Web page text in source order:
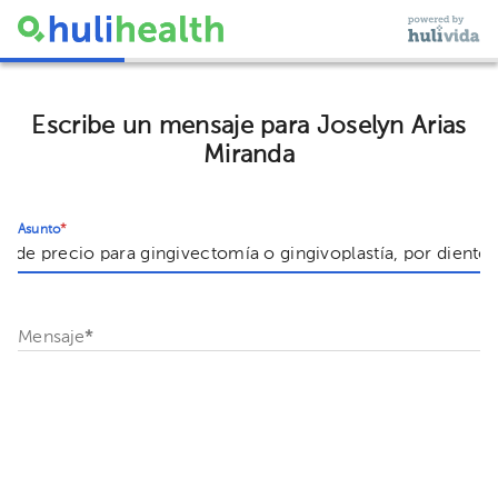
Escribe un mensaje para Joselyn Arias
Miranda
Asunto*
Mensaje*